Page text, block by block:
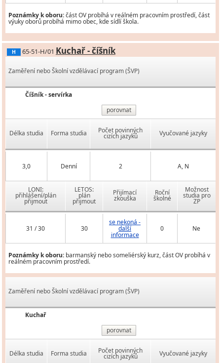
Poznámky k oboru:část OV probíhá v reálném pracovním prostředí, část
výuky oborů probíhá mimo obec, kde sídlí škola.
H 65-51-H/01 Kuchař - číšník
Zaměření nebo Školní vzdělávací program (ŠVP)
Číšník - servírka
porovnat
Délka studia Forma studia Počet povinných
cizích jazyků Vyučované jazyky
3,0 Denní 2 A, N
LONI:
přihlášení/plán
přijmout
LETOS:
plán
přijmout
Přijímací
zkouška
Roční
školné
Možnost
studia pro
ZP
31 / 30 30
se nekoná -
další
informace
0 Ne
Poznámky k oboru: barmanský nebo someliérský kurz, část OV probíhá v
reálném pracovním prostředí.
Zaměření nebo Školní vzdělávací program (ŠVP)
Kuchař
porovnat
Délka studia Forma studia Počet povinných
cizích jazyků Vyučované jazyky